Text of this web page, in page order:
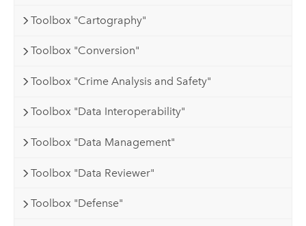
Toolbox "Cartography"
Toolbox "Conversion"
Toolbox "Crime Analysis and Safety"
Toolbox "Data Interoperability"
Toolbox "Data Management"
Toolbox "Data Reviewer"
Toolbox "Defense"